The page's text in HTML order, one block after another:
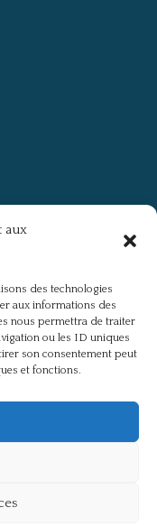
aux
des technologies
aux informations des
nous permettra de traiter
ou les ID uniques
son consentement peut
et fonctions.
(750)